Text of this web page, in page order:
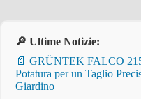
🔎 Ultime Notizie:
📄 GRÜNTEK FALCO
Potatura per un Taglio
Giardino